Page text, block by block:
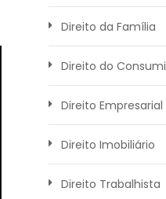
Direito da Família
Direito do
Direito Empresarial
Direito Imobiliário
Direito Trabalhista